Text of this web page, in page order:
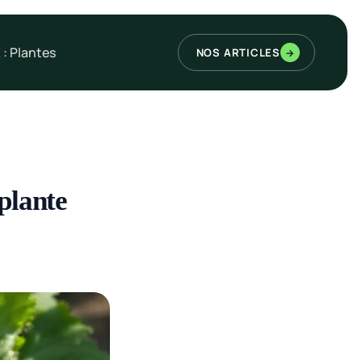
: Plantes NOS ARTICLES →